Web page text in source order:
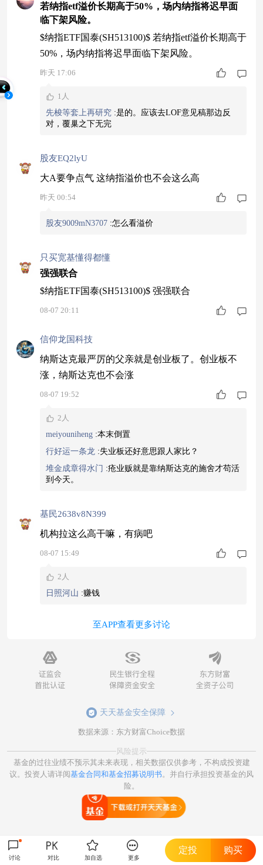
若纳指etf溢价长期高于50%，场内纳指将迟早面
临下架风险。
$纳指ETF国泰(SH513100)$ 若纳指etf溢价长期高于
50%，场内纳指将迟早面临下架风险。
昨天 17:06
1人
先梭等套上再研究 :是的。应该去LOF意见稿那边反
对，覆巢之下无完
股友EQ2lyU
大A要争点气 这纳指溢价也不会这么高
昨天 00:54
股友9009mN3707 :怎么看溢价
只买宽基懂得都懂
强强联合
$纳指ETF国泰(SH513100)$ 强强联合
08-07 20:11
信仰龙国科技
纳斯达克最严厉的父亲就是创业板了。创业板不
涨，纳斯达克也不会涨
08-07 19:52
2人
meiyouniheng :本末倒置
行好运一条龙 :失业板还好意思跟人家比？
堆金成章得水门 :疮业贩就是靠纳斯达克的施舍才苟活
到今天。
基民2638v8N399
机构拉这么高干嘛，有病吧
08-07 15:49
2人
日照河山 :赚钱
至APP查看更多讨论
天天基金安全保障
数据来源：东方财富Choice数据
风险提示
基金的过往业绩不预示其未来表现，相关数据仅供参考，不构成投资建
议。投资人请详阅基金合同和基金招募说明书 。并自行承担投资基金的风
险。
讨论 对比 加自选 更多
定投 购买
打开天天基金